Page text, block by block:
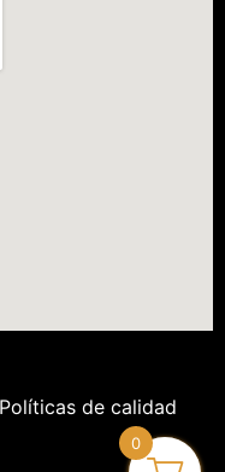
Políticas de calidad
0